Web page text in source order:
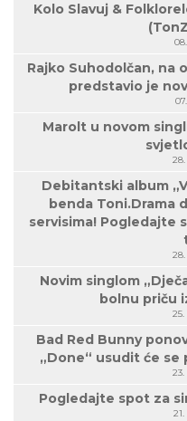
Kolo Slavuj &
Rajko Suhodolčan, na
predstavio je
Marolt u novom
28.
Debitantski album
benda Toni.Drama
servisima! Pogledajte
28.
Novim singlom
bolnu priču
25.
Bad Red Bunny
„Done“ usudit će
23.
Pogledajte spot za